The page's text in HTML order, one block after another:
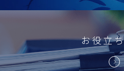
お役立